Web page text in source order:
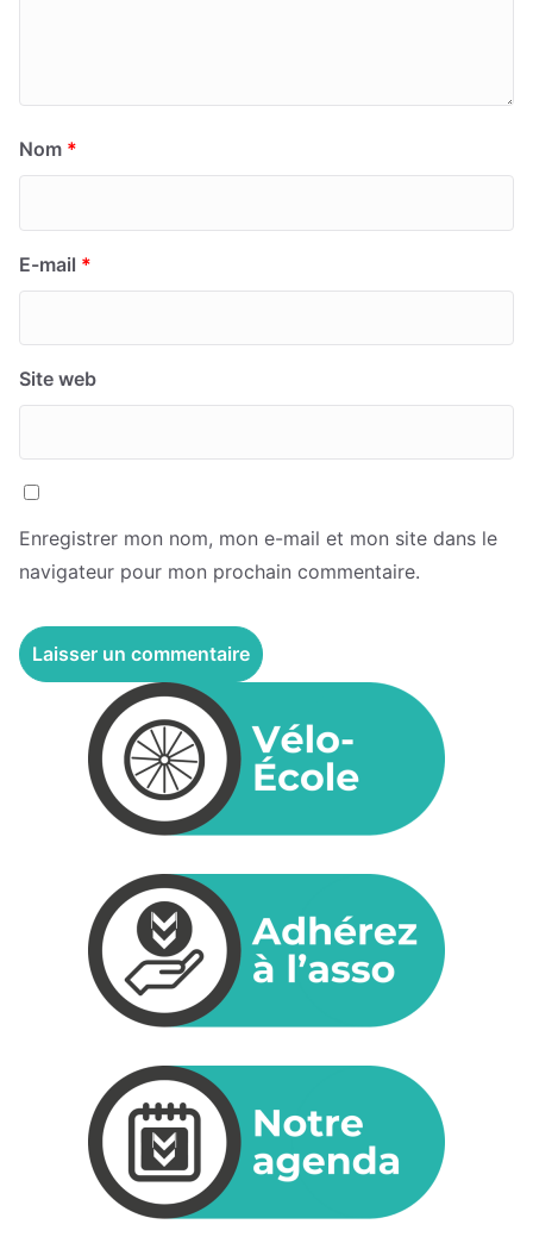
Nom *
E-mail *
Site web
Enregistrer mon nom, mon e-mail et mon site dans le
navigateur pour mon prochain commentaire.